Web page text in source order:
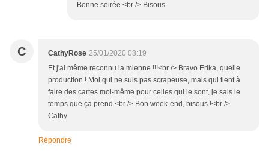
Bonne soirée.<br /> Bisous
C CathyRose 25/01/2020 08:19
Et j'ai même reconnu la mienne !!!<br /> Bravo Erika, quelle
production ! Moi qui ne suis pas scrapeuse, mais qui tient à
faire des cartes moi-même pour celles qui le sont, je sais le
temps que ça prend.<br /> Bon week-end, bisous !<br />
Cathy
Répondre